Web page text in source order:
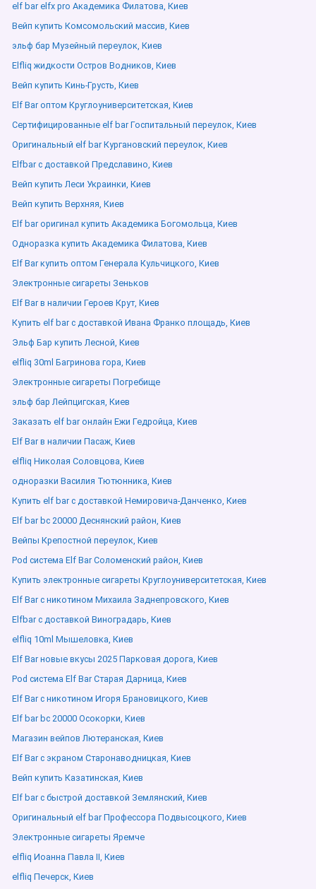
elf bar elfx pro Академика Филатова, Киев
Вейп купить Комсомольский массив, Киев
эльф бар Музейный переулок, Киев
Elfliq жидкости Остров Водников, Киев
Вейп купить Кинь-Грусть, Киев
Elf Bar оптом Круглоуниверситетская, Киев
Сертифицированные elf bar Госпитальный переулок, Киев
Оригинальный elf bar Кургановский переулок, Киев
Elfbar с доставкой Предславино, Киев
Вейп купить Леси Украинки, Киев
Вейп купить Верхняя, Киев
Elf bar оригинал купить Академика Богомольца, Киев
Одноразка купить Академика Филатова, Киев
Elf Bar купить оптом Генерала Кульчицкого, Киев
Электронные сигареты Зеньков
Elf Bar в наличии Героев Крут, Киев
Купить elf bar с доставкой Ивана Франко площадь, Киев
Эльф Бар купить Лесной, Киев
elfliq 30ml Багринова гора, Киев
Электронные сигареты Погребище
эльф бар Лейпцигская, Киев
Заказать elf bar онлайн Ежи Гедройца, Киев
Elf Bar в наличии Пасаж, Киев
elfliq Николая Соловцова, Киев
одноразки Василия Тютюнника, Киев
Купить elf bar с доставкой Немировича-Данченко, Киев
Elf bar bc 20000 Деснянский район, Киев
Вейпы Крепостной переулок, Киев
Pod система Elf Bar Соломенский район, Киев
Купить электронные сигареты Круглоуниверситетская, Киев
Elf Bar с никотином Михаила Заднепровского, Киев
Elfbar с доставкой Виноградарь, Киев
elfliq 10ml Мышеловка, Киев
Elf Bar новые вкусы 2025 Парковая дорога, Киев
Pod система Elf Bar Старая Дарница, Киев
Elf Bar с никотином Игоря Брановицкого, Киев
Elf bar bc 20000 Осокорки, Киев
Магазин вейпов Лютеранская, Киев
Elf Bar с экраном Старонаводницкая, Киев
Вейп купить Казатинская, Киев
Elf bar с быстрой доставкой Землянский, Киев
Оригинальный elf bar Профессора Подвысоцкого, Киев
Электронные сигареты Яремче
elfliq Иоанна Павла ІІ, Киев
elfliq Печерск, Киев